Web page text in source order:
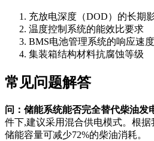
充放电深度（DOD）的长期
温度控制系统的能效比要求
BMS电池管理系统的响应速度
集装箱结构材料抗腐蚀等级
常见问题解答
问：储能系统能否完全替代柴油发
件下,建议采用混合供电模式。根
储能容量可减少72%的柴油消耗。